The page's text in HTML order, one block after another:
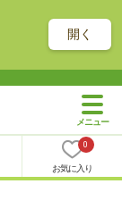
開く
0
お気に入り